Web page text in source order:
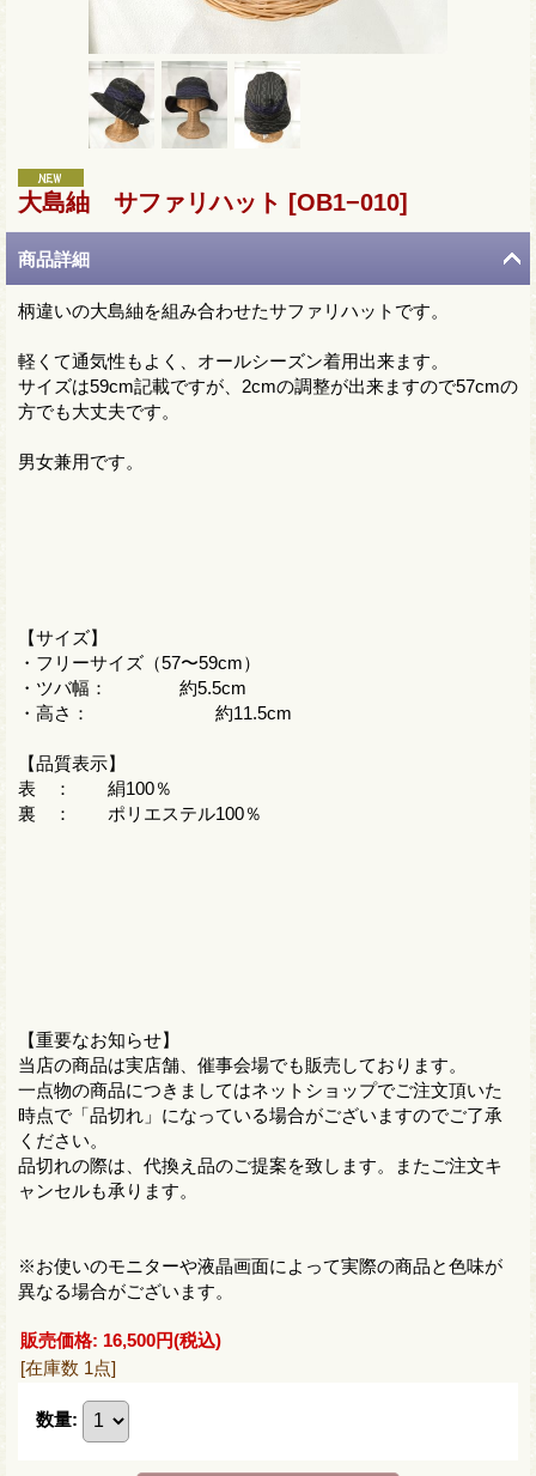
大島紬 サファリハット [OB1−010]
商品詳細
柄違いの大島紬を組み合わせたサファリハットです。
軽くて通気性もよく、オールシーズン着用出来ます。
サイズは59cm記載ですが、2cmの調整が出来ますので57cmの
方でも大丈夫です。
男女兼用です。
【サイズ】
・フリーサイズ（57〜59cm）
・ツバ幅： 約5.5cm
・高さ： 約11.5cm
【品質表示】
表 ： 絹100％
裏 ： ポリエステル100％
【重要なお知らせ】
当店の商品は実店舗、催事会場でも販売しております。
一点物の商品につきましてはネットショップでご注文頂いた
時点で「品切れ」になっている場合がございますのでご了承
ください。
品切れの際は、代換え品のご提案を致します。またご注文キ
ャンセルも承ります。
※お使いのモニターや液晶画面によって実際の商品と色味が
異なる場合がございます。
販売価格: 16,500円(税込)
[在庫数 1点]
数量: